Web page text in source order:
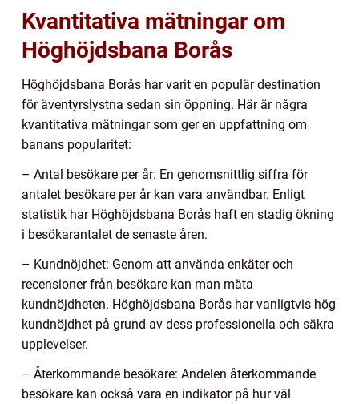
Kvantitativa mätningar om
Höghöjdsbana Borås
Höghöjdsbana Borås har varit en populär destination
för äventyrslystna sedan sin öppning. Här är några
kvantitativa mätningar som ger en uppfattning om
banans popularitet:
– Antal besökare per år: En genomsnittlig siffra för
antalet besökare per år kan vara användbar. Enligt
statistik har Höghöjdsbana Borås haft en stadig ökning
i besökarantalet de senaste åren.
– Kundnöjdhet: Genom att använda enkäter och
recensioner från besökare kan man mäta
kundnöjdheten. Höghöjdsbana Borås har vanligtvis hög
kundnöjdhet på grund av dess professionella och säkra
upplevelser.
– Återkommande besökare: Andelen återkommande
besökare kan också vara en indikator på hur väl